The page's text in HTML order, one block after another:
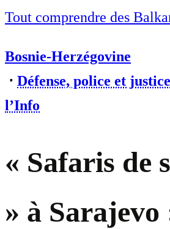
Tout comprendre des
Bosnie-Herzégovine
⋅ Défense, police et justice
l’Info
« Safaris de
» à Sarajevo